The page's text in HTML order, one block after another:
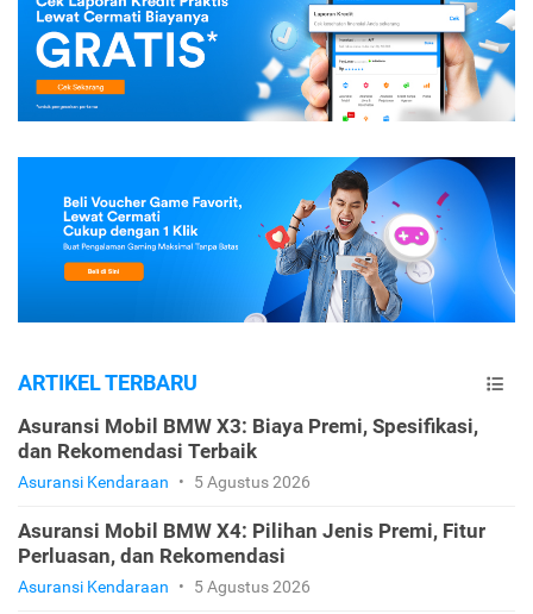
ARTIKEL TERBARU
Asuransi Mobil BMW X3: Biaya Premi, Spesifikasi,
dan Rekomendasi Terbaik
Asuransi Kendaraan • 5 Agustus 2026
Asuransi Mobil BMW X4: Pilihan Jenis Premi, Fitur
Perluasan, dan Rekomendasi
Asuransi Kendaraan • 5 Agustus 2026